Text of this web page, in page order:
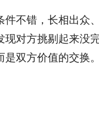
不错，长相出众
对方挑剔起来没
双方价值的交换